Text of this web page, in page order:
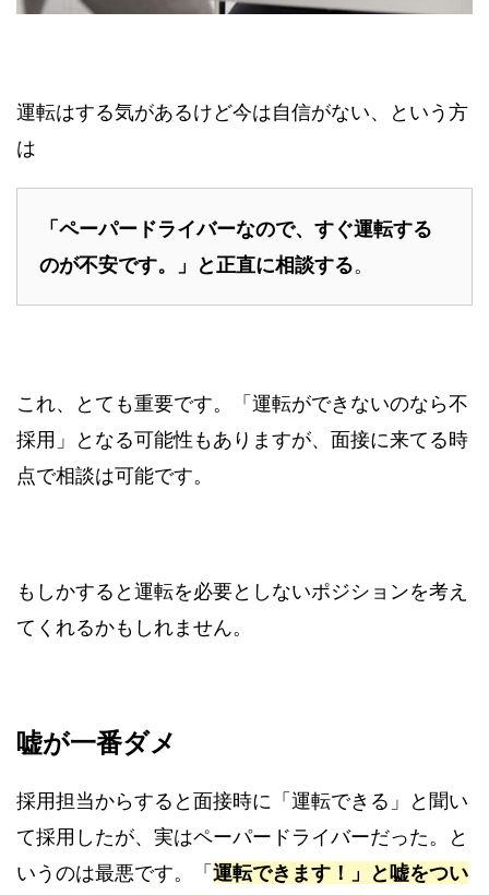
運転はする気があるけど今は自信がない、という方
は
「ペーパードライバーなので、すぐ運転する
のが不安です。」と正直に相談する。
これ、とても重要です。「運転ができないのなら不
採用」となる可能性もありますが、面接に来てる時
点で相談は可能です。
もしかすると運転を必要としないポジションを考え
てくれるかもしれません。
嘘が一番ダメ
採用担当からすると面接時に「運転できる」と聞い
て採用したが、実はペーパードライバーだった。と
いうのは最悪です。「運転できます！」と嘘をつい